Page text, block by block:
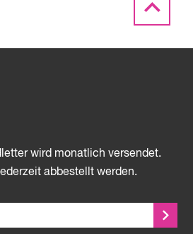
wird monatlich versendet.
abbestellt werden.